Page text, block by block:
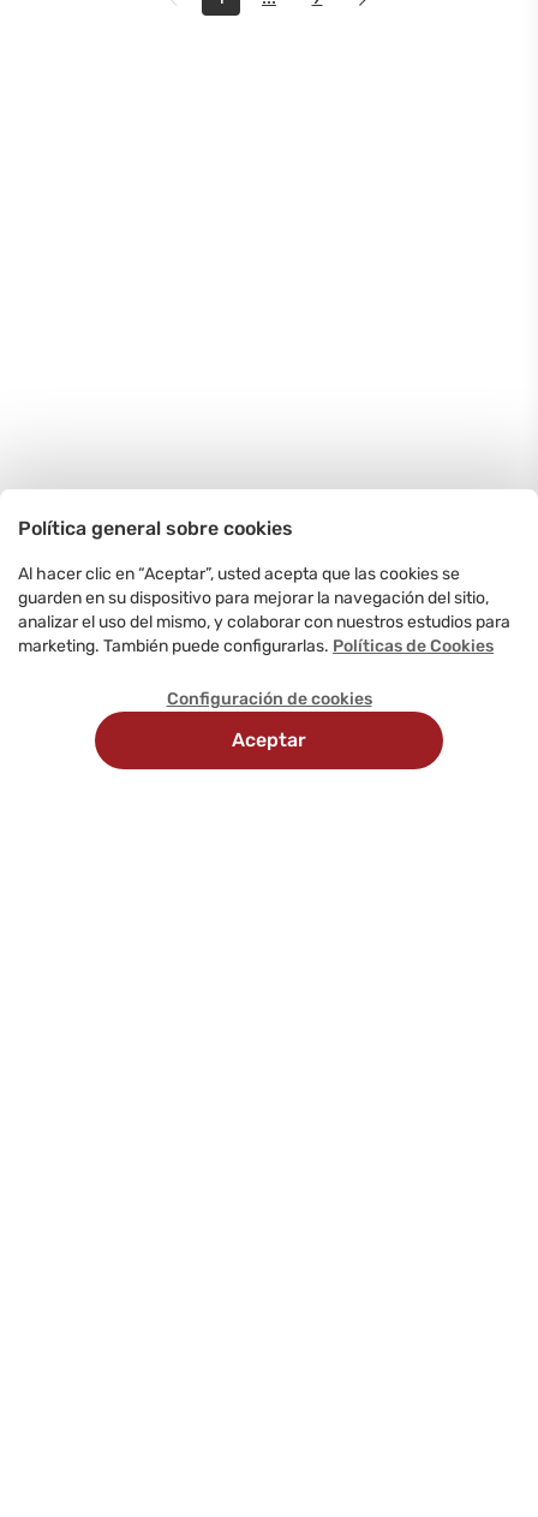
Política general sobre cookies
Al hacer clic en “Aceptar”, usted acepta que las cookies se
guarden en su dispositivo para mejorar la navegación del sitio,
analizar el uso del mismo, y colaborar con nuestros estudios para
marketing. También puede configurarlas. Políticas de Cookies
Configuración de cookies
Aceptar